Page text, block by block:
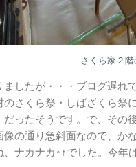
さくら家２
ましたが・・・ブログ遅れ
のさくら祭・しばざくら祭
だったそうです。で、その
像の通り急斜面なので、か
、ナカナカ↑↑でした。今年